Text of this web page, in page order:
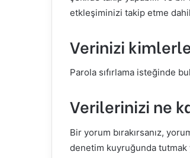
etkleşiminizi takip etme
Verinizi
Parola sıfırlama isteğinde
Verilerinizi ne
Bir yorum bırakırsanız,
denetim kuyruğunda